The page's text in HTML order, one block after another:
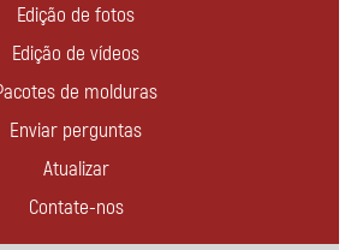
Edição de fotos
Edição de vídeos
de molduras
Enviar perguntas
Atualizar
Contate-nos